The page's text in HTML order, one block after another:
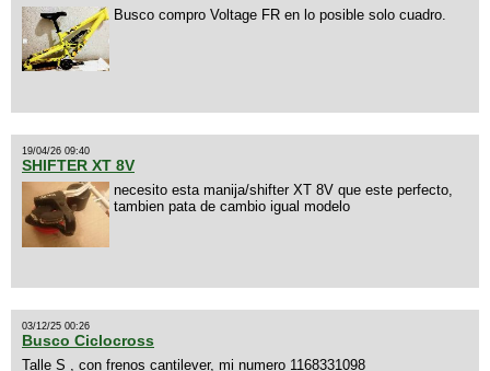
Busco compro Voltage FR en lo posible solo cuadro.
19/04/26 09:40
SHIFTER XT 8V
necesito esta manija/shifter XT 8V que este perfecto,
tambien pata de cambio igual modelo
03/12/25 00:26
Busco Ciclocross
Talle S , con frenos cantilever, mi numero 1168331098